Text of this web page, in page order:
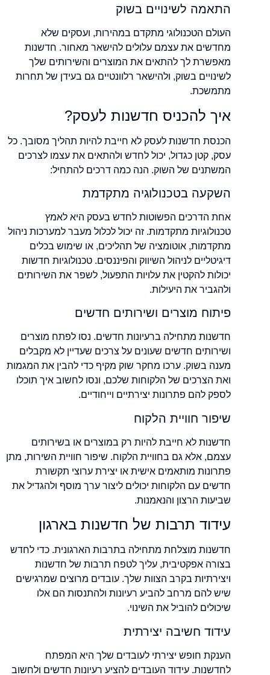
התאמה לשינויים בשוק
העולם הטכנולוגי מתקדם במהירות, ועסקים שלא
מחדשים את עצמם עלולים להישאר מאחור. חדשנות
מאפשרת לך להתאים את המוצרים והשירותים שלך
לשינויים בשוק, ולהישאר רלוונטיים גם בעידן של תחרות
מתמשכת.
איך להכניס חדשנות לעסק?
הכנסת חדשנות לעסק לא חייבת להיות תהליך מסובך. כל
עסק, קטן כגדול, יכול לחדש ולהתאים את עצמו לצרכים
המשתנים של השוק. הנה כמה דרכים להתחיל:
השקעה בטכנולוגיה מתקדמת
אחת הדרכים הפשוטות לחדש בעסק היא לאמץ
טכנולוגיות מתקדמות. זה יכול לכלול מעבר למערכות ניהול
מתקדמות, אוטומציה של תהליכים, או שימוש בכלים
דיגיטליים לניהול השיווק והפיננסים. טכנולוגיות חדשות
יכולות להקטין את עלויות התפעול, לשפר את השירותים
ולהגביר את היעילות.
פיתוח מוצרים ושירותים חדשים
חדשנות מתחילה ברעיונות חדשים. נסו לפתח מוצרים
ושירותים חדשים שעונים על צרכים שעדיין לא מקבלים
מענה בשוק. ערכו מחקר שוק מקיף כדי להבין את המגמות
ואת הצרכים של הלקוחות שלכם, ונסו לחשוב איך תוכלו
לספק להם פתרונות יצירתיים וייחודיים.
שיפור חוויית הלקוח
חדשנות לא חייבת להיות רק במוצרים או בשירותים
עצמם, אלא גם בחוויית הלקוח. שיפור חוויית השירות, מתן
פתרונות מותאמים אישית או יצירת ערוצי תקשורת
חדשים עם הלקוחות יכולים ליצור ערך מוסף ולהגדיל את
שביעות הרצון והנאמנות.
עידוד תרבות של חדשנות בארגון
חדשנות מוצלחת מתחילה בתרבות הארגונית. כדי לחדש
בצורה אפקטיבית, עליך לטפח תרבות של חדשנות
ויצירתיות בקרב הצוות שלך. עובדים מרוצים שמרגישים
שיש להם מרחב להביע רעיונות ולהתנסות הם אלו
שיכולים להוביל את השינוי.
עידוד חשיבה יצירתית
הענקת חופש יצירתי לעובדים שלך היא המפתח
לחדשנות. עידוד העובדים להציע רעיונות חדשים ולחשוב